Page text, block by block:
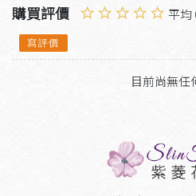
購買評價 平均
寫評價
目前尚無任